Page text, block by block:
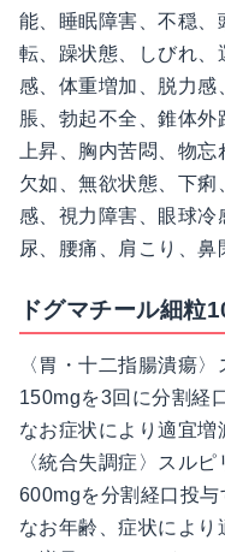
能、睡眠障害、不穏
転、躁状態、しびれ
感、体重増加、脱力
脹、勃起不全、錐体
上昇、胸内苦悶、物
欠如、無欲状態、下
感、視力障害、眼球
尿、腰痛、肩こり、鼻
ドグマチール細粒
〈胃・十二指腸潰瘍
150mgを3回に分割経
なお症状により適宜増
〈統合失調症〉スル
600mgを分割経口投与
なお年齢、症状により